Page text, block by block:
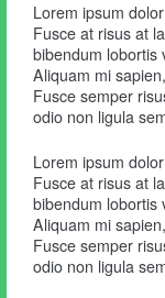
Lorem ipsum
Fusce at risus at
bibendum lobortis
Aliquam mi
Fusce semper
odio non ligula
Lorem ipsum
Fusce at risus at
bibendum lobortis
Aliquam mi
Fusce semper
odio non ligula